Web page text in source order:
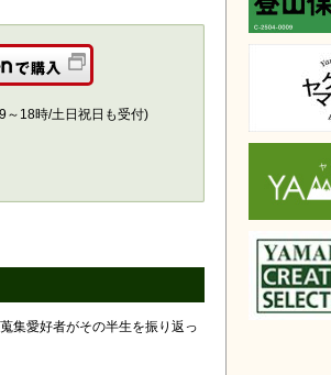
楽天で購入
～18時/土日祝日も受付)
集愛好者がその半生を振り返っ